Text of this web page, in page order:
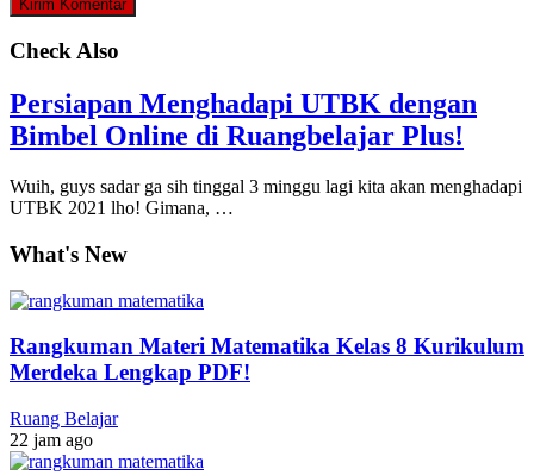
Check Also
Persiapan Menghadapi UTBK dengan
Bimbel Online di Ruangbelajar Plus!
Wuih, guys sadar ga sih tinggal 3 minggu lagi kita akan menghadapi
UTBK 2021 lho! Gimana, …
What's New
Rangkuman Materi Matematika Kelas 8 Kurikulum
Merdeka Lengkap PDF!
Ruang Belajar
22 jam ago